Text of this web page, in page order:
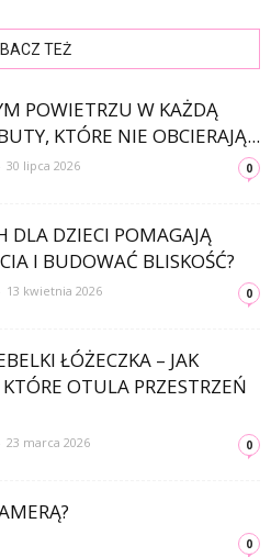
TEŻ
POWIETRZU W KAŻDĄ
KTÓRE NIE OBCIERAJĄ...
30 lipca 2026 0
DLA DZIECI POMAGAJĄ
I BUDOWAĆ BLISKOŚĆ?
13 kwietnia 2026 0
ŁÓŻECZKA – JAK
OTULA PRZESTRZEŃ
23 marca 2026 0
0